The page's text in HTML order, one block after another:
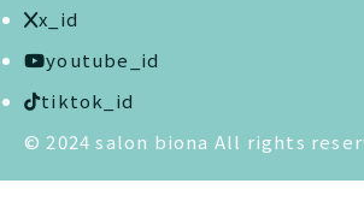
x_id
youtube_id
tiktok_id
© 2024 salon biona All rights